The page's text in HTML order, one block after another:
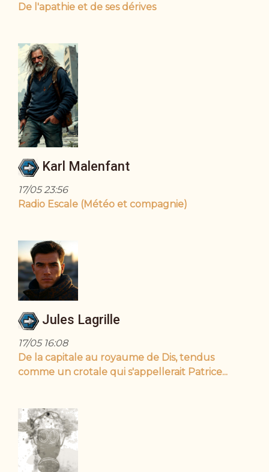
De l'apathie et de ses dérives
Karl Malenfant
17/05 23:56
Radio Escale (Météo et compagnie)
Jules Lagrille
17/05 16:08
De la capitale au royaume de Dis, tendus
comme un crotale qui s'appellerait Patrice...